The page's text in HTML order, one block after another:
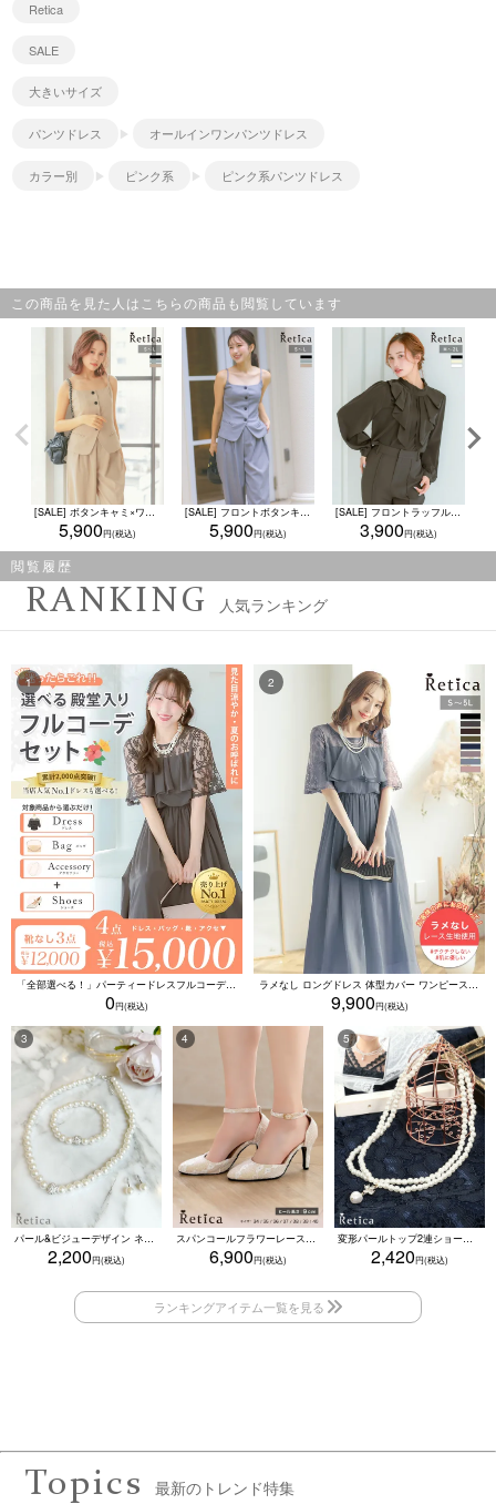
Retica
SALE
大きいサイズ
パンツドレス オールインワンパンツドレス
カラー別 ピンク系 ピンク系パンツドレス
この商品を見た人はこちらの商品も閲覧しています
[SALE] ボタンキャミ×ワイドパンツセットアップ(Sサイズ~Lサイズ)(ベージュ/ブラック/グレー)
5,900
[SALE] フロントボタンキャミソールビスチェ×ワイドパンツセットアップ(Sサイズ~Lサイズ)(ベージュ/ブラック/グレー)
5,900
[SALE] フロントラッフルフリルブラウス セレモニー 卒業式 卒園式 入学式 入園式 (M/L/XLサイズ)(ブラック/クリーム/ホワイト)
3,900
閲覧履歴
RANKING 人気ランキング
「全部選べる！」パーティードレスフルコーデセット (ドレス1点＋バッグ1点＋アクセ1点+靴1足/4点15000円(税込)/靴なしで12000円(税込))
0
ラメなし ロングドレス 体型カバー ワンピース 敏感肌対応 結婚式 二次会 お呼ばれ 大人 上品 (Sサイズ～5Lサイズ)
9,900
2,200 6,900 2,420
Topics 最新のトレンド特集